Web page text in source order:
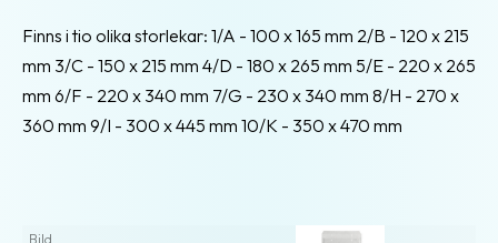
Finns i tio olika storlekar: 1/A - 100 x 165 mm 2/B - 120 x 215
mm 3/C - 150 x 215 mm 4/D - 180 x 265 mm 5/E - 220 x 265
mm 6/F - 220 x 340 mm 7/G - 230 x 340 mm 8/H - 270 x
360 mm 9/I - 300 x 445 mm 10/K - 350 x 470 mm